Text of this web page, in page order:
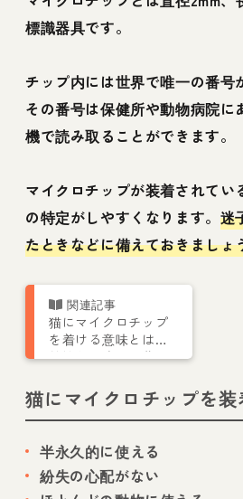
標識器具です。
チップ内には世界で唯一の番号
その番号は保健所や動物病院に
機で読み取ることができます。
マイクロチップが装着されてい
の特定がしやすくなります。 迷
たときなどに備えておきましょ
猫にマイクロチップ
を着ける意味とは
首輪との違いや費
猫にマイクロチップを
半永久的に使える
紛失の心配がない